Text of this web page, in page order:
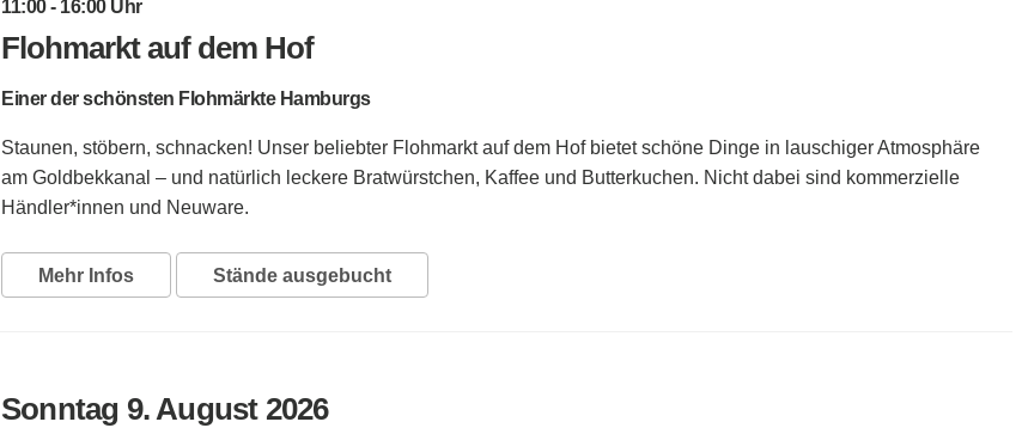
11:00 - 16:00 Uhr
Flohmarkt auf dem Hof
Einer der schönsten Flohmärkte Hamburgs
Staunen, stöbern, schnacken! Unser beliebter Flohmarkt auf dem Hof bietet schöne Dinge in lauschiger Atmosphäre
am Goldbekkanal – und natürlich leckere Bratwürstchen, Kaffee und Butterkuchen. Nicht dabei sind kommerzielle
Händler*innen und Neuware.
Mehr Infos Stände ausgebucht
Sonntag 9. August 2026